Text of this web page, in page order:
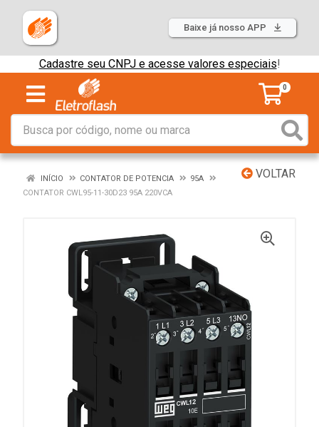
Baixe já nosso APP
Cadastre seu CNPJ e acesse valores especiais!
0
VOLTAR
INÍCIO CONTATOR DE POTENCIA
95A
CONTATOR CWL95-11-30D23 95A 220VCA